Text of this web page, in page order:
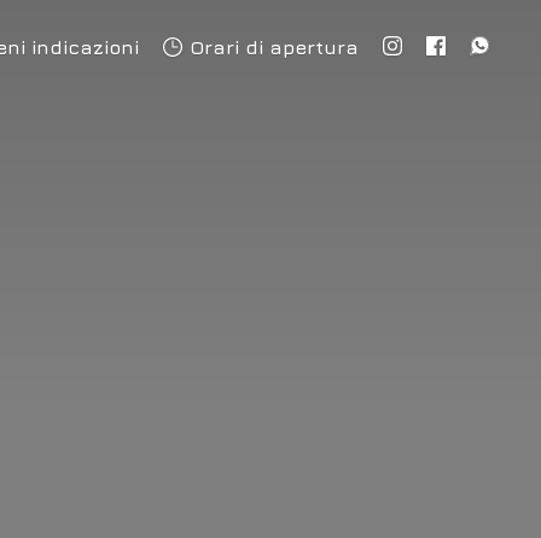
indicazioni Orari di apertura